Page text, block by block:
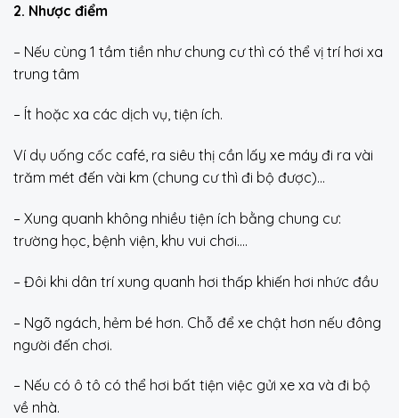
2. Nhược điểm
– Nếu cùng 1 tầm tiền như chung cư thì có thể vị trí hơi xa
trung tâm
– Ít hoặc xa các dịch vụ, tiện ích.
Ví dụ uống cốc café, ra siêu thị cần lấy xe máy đi ra vài
trăm mét đến vài km (chung cư thì đi bộ được)…
– Xung quanh không nhiều tiện ích bằng chung cư:
trường học, bệnh viện, khu vui chơi….
– Đôi khi dân trí xung quanh hơi thấp khiến hơi nhức đầu
– Ngõ ngách, hẻm bé hơn. Chỗ để xe chật hơn nếu đông
người đến chơi.
– Nếu có ô tô có thể hơi bất tiện việc gửi xe xa và đi bộ
về nhà.